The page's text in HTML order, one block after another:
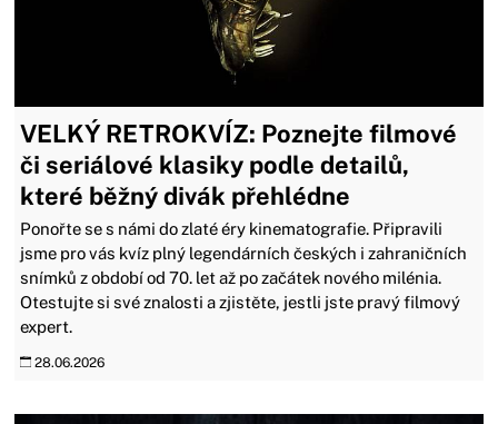
VELKÝ RETROKVÍZ: Poznejte filmové
či seriálové klasiky podle detailů,
které běžný divák přehlédne
Ponořte se s námi do zlaté éry kinematografie. Připravili
jsme pro vás kvíz plný legendárních českých i zahraničních
snímků z období od 70. let až po začátek nového milénia.
Otestujte si své znalosti a zjistěte, jestli jste pravý filmový
expert.
28.06.2026